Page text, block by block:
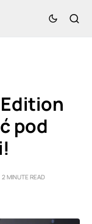
pod
2 MINUTE READ